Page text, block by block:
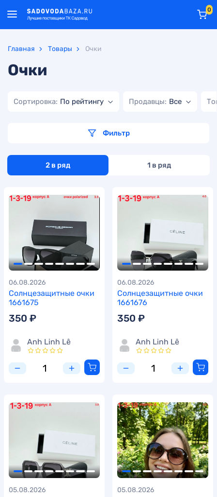
0
Главная Товары Очки
Очки
Сортировка: По рейтингу Продавцы: Все
Фильтр
2 в ряд 1 в ряд
Солнцезащитные очки
1661675
06.08.2026
350 ₽
Anh Linh Lê
Солнцезащитные очки
1661676
06.08.2026
350 ₽
Anh Linh Lê
05.08.2026 05.08.2026